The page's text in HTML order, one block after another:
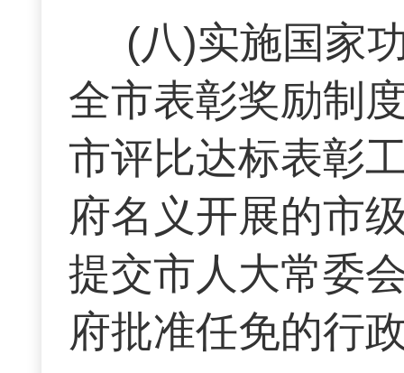
(八)实施国家
全市表彰奖励制
市评比达标表彰
府名义开展的市
提交市人大常委
府批准任免的行